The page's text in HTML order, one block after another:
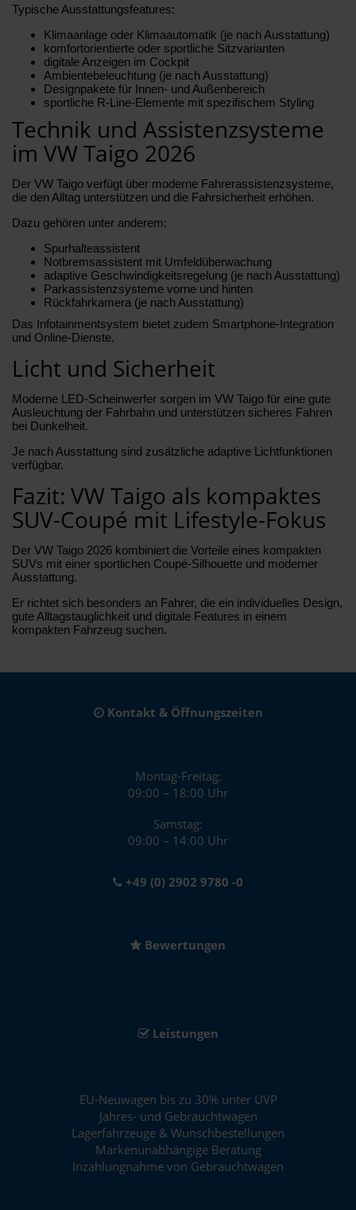
Typische Ausstattungsfeatures:
Klimaanlage oder Klimaautomatik (je nach Ausstattung)
komfortorientierte oder sportliche Sitzvarianten
digitale Anzeigen im Cockpit
Ambientebeleuchtung (je nach Ausstattung)
Designpakete für Innen- und Außenbereich
sportliche R-Line-Elemente mit spezifischem Styling
Technik und Assistenzsysteme
im VW Taigo 2026
Der VW Taigo verfügt über moderne Fahrerassistenzsysteme,
die den Alltag unterstützen und die Fahrsicherheit erhöhen.
Dazu gehören unter anderem:
Spurhalteassistent
Notbremsassistent mit Umfeldüberwachung
adaptive Geschwindigkeitsregelung (je nach Ausstattung)
Parkassistenzsysteme vorne und hinten
Rückfahrkamera (je nach Ausstattung)
Das Infotainmentsystem bietet zudem Smartphone-Integration
und Online-Dienste.
Licht und Sicherheit
Moderne LED-Scheinwerfer sorgen im VW Taigo für eine gute
Ausleuchtung der Fahrbahn und unterstützen sicheres Fahren
bei Dunkelheit.
Je nach Ausstattung sind zusätzliche adaptive Lichtfunktionen
verfügbar.
Fazit: VW Taigo als kompaktes
SUV-Coupé mit Lifestyle-Fokus
Der VW Taigo 2026 kombiniert die Vorteile eines kompakten
SUVs mit einer sportlichen Coupé-Silhouette und moderner
Ausstattung.
Er richtet sich besonders an Fahrer, die ein individuelles Design,
gute Alltagstauglichkeit und digitale Features in einem
kompakten Fahrzeug suchen.
Kontakt & Öffnungszeiten
Montag-Freitag:
09:00 – 18:00 Uhr
Samstag:
09:00 – 14:00 Uhr
+49 (0) 2902 9780 -0
Bewertungen
Leistungen
EU-Neuwagen bis zu 30% unter UVP
Jahres- und Gebrauchtwagen
Lagerfahrzeuge & Wunschbestellungen
Markenunabhängige Beratung
Inzahlungnahme von Gebrauchtwagen